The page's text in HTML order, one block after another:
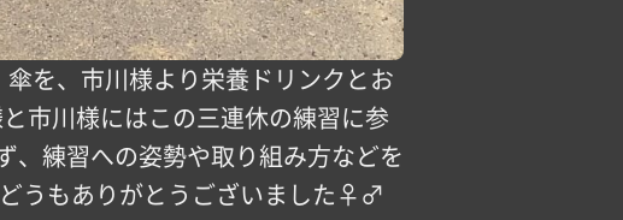
を、市川様より栄養ドリンクとお
市川様にはこの三連休の練習に参
、練習への姿勢や取り組み方などを
うもありがとうございました‍♀️‍♂️